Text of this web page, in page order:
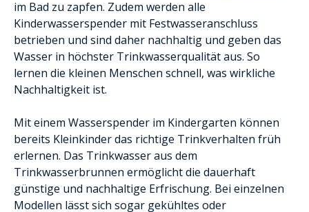
im Bad zu zapfen. Zudem werden alle
Kinderwasserspender mit Festwasseranschluss
betrieben und sind daher nachhaltig und geben das
Wasser in höchster Trinkwasserqualität aus. So
lernen die kleinen Menschen schnell, was wirkliche
Nachhaltigkeit ist.
Mit einem Wasserspender im Kindergarten können
bereits Kleinkinder das richtige Trinkverhalten früh
erlernen. Das Trinkwasser aus dem
Trinkwasserbrunnen ermöglicht die dauerhaft
günstige und nachhaltige Erfrischung. Bei einzelnen
Modellen lässt sich sogar gekühltes oder